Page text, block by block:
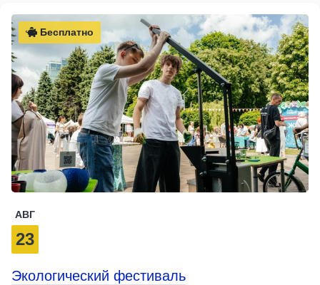
Бесплатно
АВГ
23
Экологический фестиваль